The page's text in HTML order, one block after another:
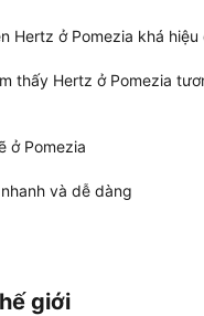
Hertz ở Pomezia khá hiệu
thấy Hertz ở Pomezia
ở Pomezia
và dễ dàng
giới